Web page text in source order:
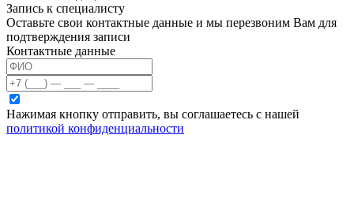
Запись к специалисту
Оставьте свои контактные данные и мы перезвоним Вам для
подтверждения записи
Контактные данные
Нажимая кнопку отправить, вы соглашаетесь с нашей
политикой конфиденциальности